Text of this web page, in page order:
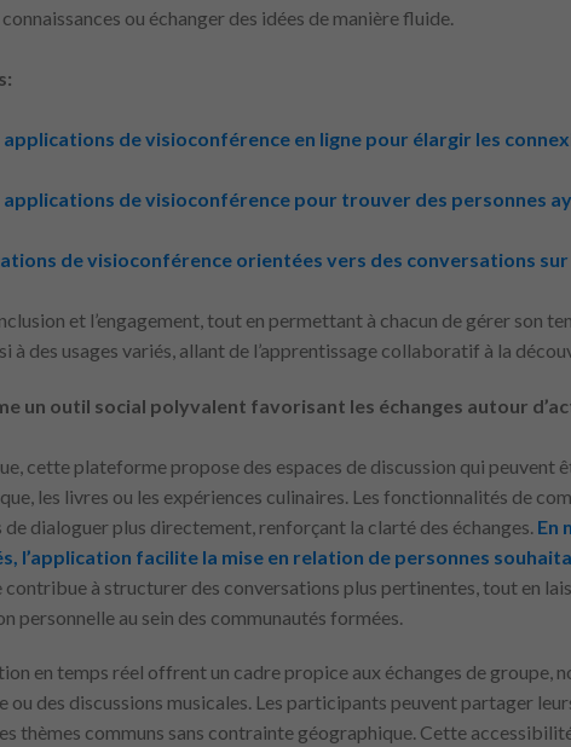
ou échanger des idées de manière fluide.
de visioconférence en ligne pour élargir les
de visioconférence pour trouver des personnes
de visioconférence orientées vers des conversations
et l’engagement, tout en permettant à chacun de gérer son
à des usages variés, allant de l’apprentissage collaboratif à la
un outil social polyvalent favorisant les échanges autour
cette plateforme propose des espaces de discussion qui peuvent
les livres ou les expériences culinaires. Les fonctionnalités de
dialoguer plus directement, renforçant la clarté des échanges. En
l’application facilite la mise en relation de personnes
contribue à structurer des conversations plus pertinentes, tout en
personnelle au sein des communautés formées.
en temps réel offrent un cadre propice aux échanges de groupe,
ou des discussions musicales. Les participants peuvent partager
thèmes communs sans contrainte géographique. Cette